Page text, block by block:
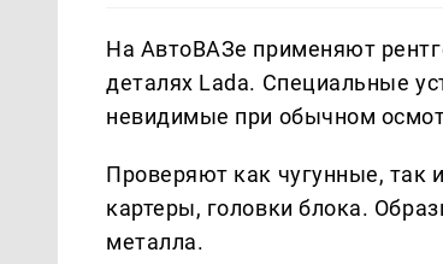
На АвтоВАЗе применяют
деталях Lada. Специальные
невидимые при обычном
Проверяют как чугунные,
картеры, головки блока.
металла.